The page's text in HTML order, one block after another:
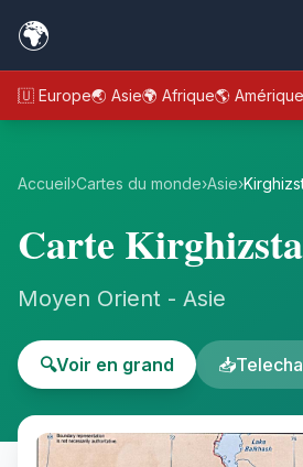
🌍
🇪🇺 Europe🌏 Asie🌍 Afrique🌎 Amérique
Accueil›Cartes du monde›Asie›
Carte
Moyen Orient - Asie
🔍Voir en grand 📥